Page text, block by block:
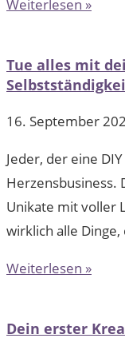
Weiterlesen »
Tue alles mit
16. September
Jeder, der eine
Herzensbusiness.
Unikate mit voller
wirklich alle
Weiterlesen »
Dein erster